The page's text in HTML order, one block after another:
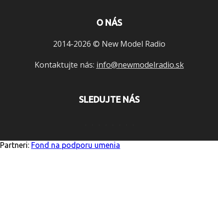
O NÁS
2014-2026 © New Model Radio
Kontaktujte nás: info@newmodelradio.sk
SLEDUJTE NÁS
Partneri: Fond na podporu umenia